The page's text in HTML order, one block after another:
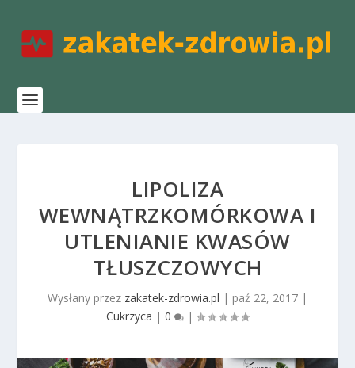
LIPOLIZA
WEWNĄTRZKOMÓRKOWA I
UTLENIANIE KWASÓW
TŁUSZCZOWYCH
Wysłany przez zakatek-zdrowia.pl | paź 22, 2017 |
Cukrzyca | 0 |